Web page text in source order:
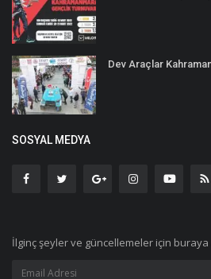
Dev Araçlar
SOSYAL MEDYA
İlginç şeyler ve güncellemeler için